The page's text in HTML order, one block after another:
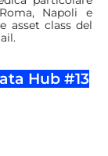
Napoli e
asset class del
Hub #13